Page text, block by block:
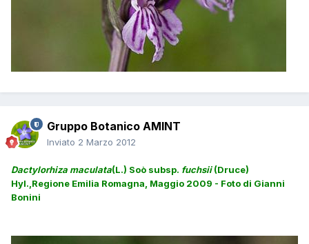
Gruppo Botanico AMINT
Inviato 2 Marzo 2012
Dactylorhiza maculata(L.) Soò subsp. fuchsii(Druce)
Hyl.,Regione Emilia Romagna, Maggio 2009 - Foto di Gianni
Bonini